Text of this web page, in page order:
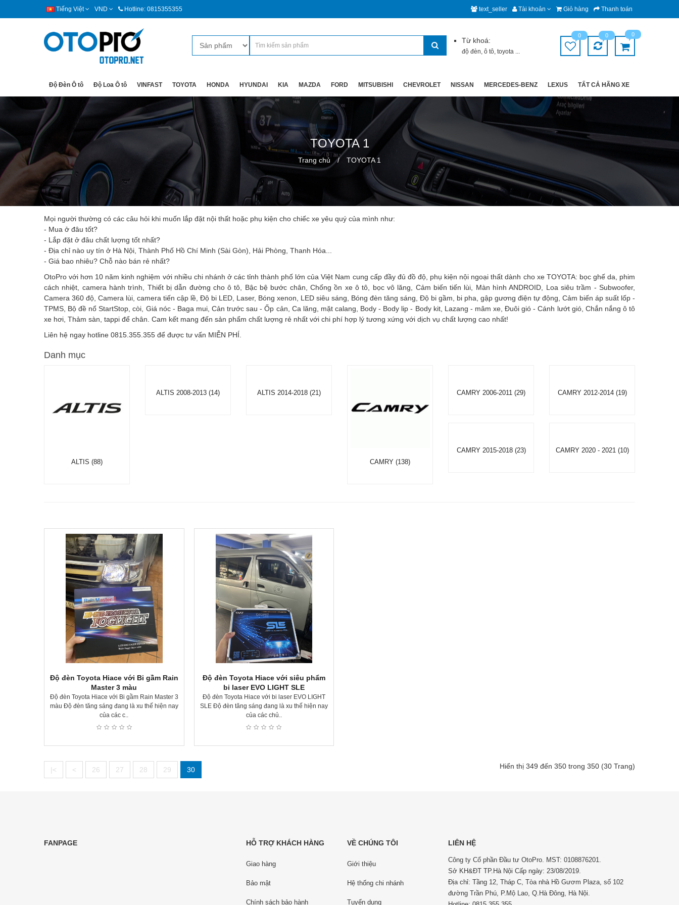
Tiếng Việt VND Hotline: 0815355355 text_seller Tài khoản Giỏ hàng Thanh toán
Từ khoá:
độ đèn, ô tô, toyota ...
0 0 0
Độ Đèn Ô tô Độ Loa Ô tô VINFAST TOYOTA HONDA HYUNDAI KIA MAZDA FORD MITSUBISHI CHEVROLET NISSAN MERCEDES-BENZ LEXUS TẤT CẢ HÃNG XE
TOYOTA 1
Trang chủ TOYOTA 1
Mọi người thường có các câu hỏi khi muốn lắp đặt nội thất hoặc phụ kiện cho chiếc xe yêu quý của mình như:
- Mua ở đâu tốt?
- Lắp đặt ở đâu chất lượng tốt nhất?
- Địa chỉ nào uy tín ở Hà Nội, Thành Phố Hồ Chí Minh (Sài Gòn), Hải Phòng, Thanh Hóa...
- Giá bao nhiêu? Chỗ nào bán rẻ nhất?
OtoPro với hơn 10 năm kinh nghiệm với nhiều chi nhánh ở các tỉnh thành phố lớn của Việt Nam cung cấp đầy đủ đồ độ, phụ kiện nội ngoại thất dành cho xe TOYOTA: bọc ghế da, phim
cách nhiệt, camera hành trình, Thiết bị dẫn đường cho ô tô, Bậc bệ bước chân, Chống ồn xe ô tô, bọc vô lăng, Cảm biến tiến lùi, Màn hình ANDROID, Loa siêu trầm - Subwoofer,
Camera 360 độ, Camera lùi, camera tiến cập lề, Độ bi LED, Laser, Bóng xenon, LED siêu sáng, Bóng đèn tăng sáng, Độ bi gầm, bi pha, gập gương điện tự động, Cảm biến áp suất lốp -
TPMS, Bộ đề nổ StartStop, còi, Giá nóc - Baga mui, Cản trước sau - Ốp cản, Ca lăng, mặt calang, Body - Body lip - Body kit, Lazang - mâm xe, Đuôi gió - Cánh lướt gió, Chắn nắng ô tô
xe hơi, Thảm sàn, tappi để chân. Cam kết mang đến sản phẩm chất lượng rẻ nhất với chi phí hợp lý tương xứng với dịch vụ chất lượng cao nhất!
Liên hệ ngay hotline 0815.355.355 để được tư vấn MIỄN PHÍ.
Danh mục
ALTIS (88)
ALTIS 2008-2013 (14) ALTIS 2014-2018 (21)
CAMRY (138)
CAMRY 2006-2011 (29) CAMRY 2012-2014 (19)
CAMRY 2015-2018 (23) CAMRY 2020 - 2021 (10)
Độ đèn Toyota Hiace với Bi gầm Rain
Master 3 màu
Độ đèn Toyota Hiace với Bi gầm Rain Master 3
màu Độ đèn tăng sáng đang là xu thế hiện nay
của các c..
Độ đèn Toyota Hiace với siêu phẩm
bi laser EVO LIGHT SLE
Độ đèn Toyota Hiace với bi laser EVO LIGHT
SLE Độ đèn tăng sáng đang là xu thế hiện nay
của các chủ..
|< < 26 27 28 29 30 Hiển thị 349 đến 350 trong 350 (30 Trang)
FANPAGE HỖ TRỢ KHÁCH HÀNG
Giao hàng
Bảo mật
Chính sách bảo hành
VỀ CHÚNG TÔI
Giới thiệu
Hệ thống chi nhánh
Tuyển dụng
LIÊN HỆ
Công ty Cổ phần Đầu tư OtoPro. MST: 0108876201.
Sở KH&ĐT TP.Hà Nội Cấp ngày: 23/08/2019.
Địa chỉ: Tầng 12, Tháp C, Tòa nhà Hồ Gươm Plaza, số 102
đường Trần Phú, P.Mộ Lao, Q.Hà Đông, Hà Nội.